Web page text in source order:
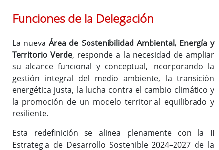
O.A.de Recaudación
Sostenibilidad Ambiental, Energía y Territorio Verde
Enlaces relacionados
Órganos de Gobierno
Directorio de contacto
Funciones de la Delegación
La nuevaÁrea de Sostenibilidad Ambiental, Energía y
Territorio Verde, responde a la necesidad de ampliar
su alcance funcional y conceptual, incorporando la
gestión integral del medio ambiente, la transición
energética justa, la lucha contra el cambio climático y
la promoción de un modelo territorial equilibrado y
resiliente.
Esta redefinición se alinea plenamente con la II
Estrategia de Desarrollo Sostenible 2024–2027 de la